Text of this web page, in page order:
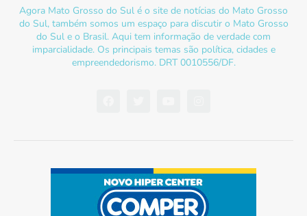
Agora Mato Grosso do Sul é o site de notícias do Mato Grosso
do Sul, também somos um espaço para discutir o Mato Grosso
do Sul e o Brasil. Aqui tem informação de verdade com
imparcialidade. Os principais temas são política, cidades e
empreendedorismo. DRT 0010556/DF.